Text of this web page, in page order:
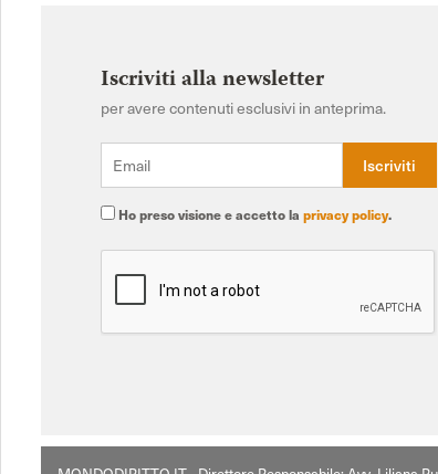
Iscriviti alla newsletter
per avere contenuti esclusivi in anteprima.
Ho preso visione e accetto la privacy policy.